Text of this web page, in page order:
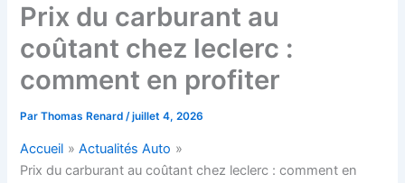
Prix du carburant au
coûtant chez leclerc :
comment en profiter
ParThomas Renard/juillet 4, 2026
Accueil
Actualités Auto
Prix du carburant au coûtant chez leclerc : comment en